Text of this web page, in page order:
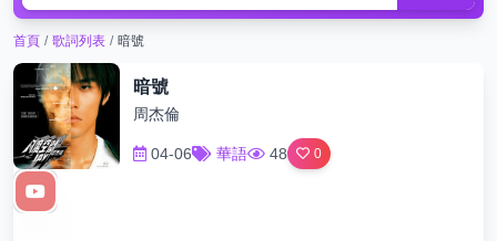
首頁 / 歌詞列表 / 暗號
暗號
周杰倫
04-06 華語 48 0